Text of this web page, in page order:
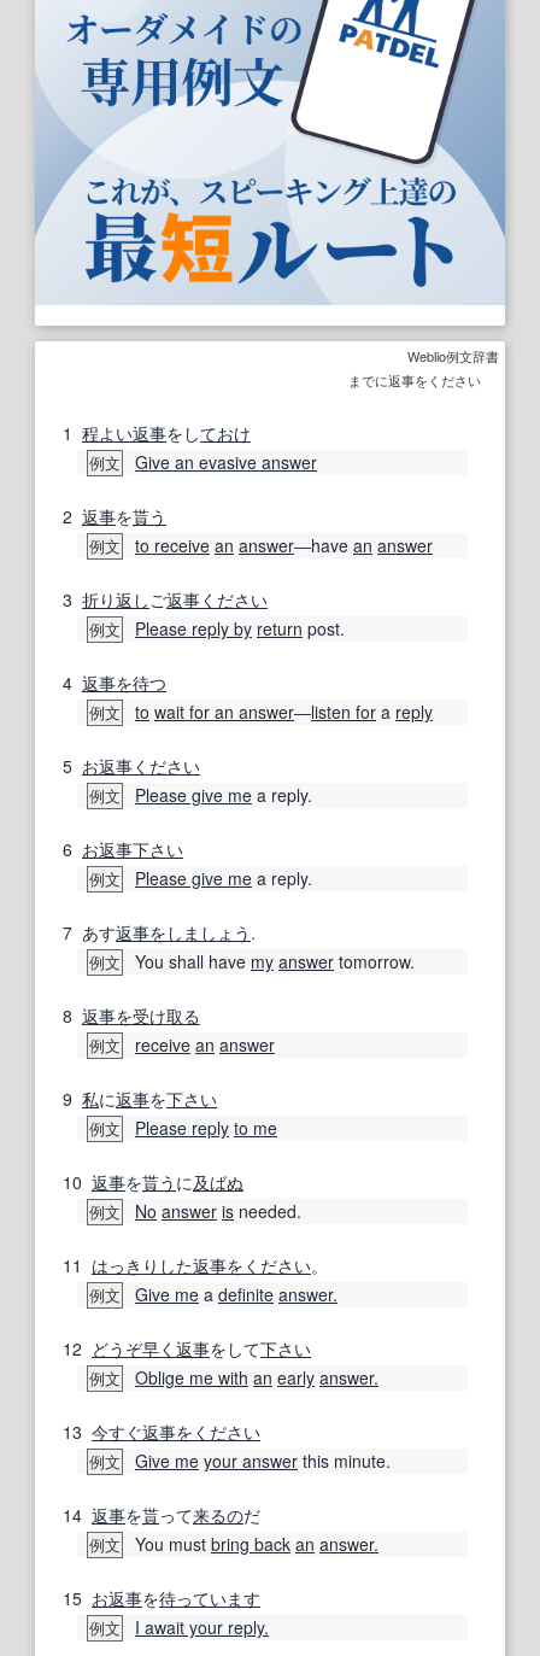
Weblio例文辞書
までに返事をください
1 程よい返事をしておけ
例文 Give an evasive answer
2 返事を貰う
例文 to receive an answer―have an answer
3 折り返し ご返事ください
例文 Please reply by return post.
4 返事を待つ
例文 to wait for an answer―listen for a reply
5 お返事ください
例文 Please give me a reply.
6 お返事下さい
例文 Please give me a reply.
7 あす返事をしましょう .
例文 You shall have my answer tomorrow.
8 返事を受け取る
例文 receive an answer
9 私に返事を下さい
例文 Please reply to me
10 返事を貰う に及ばぬ
例文 No answer is needed.
11 はっきりした返事をください。
例文 Give me a definite answer.
12 どうぞ早く 返事をして下さい
例文 Oblige me with an early answer.
13 今すぐ返事をください
例文 Give me your answer this minute.
14 返事を貰って来るのだ
例文 You must bring back an answer.
15 お返事を待っています
例文 I await your reply.